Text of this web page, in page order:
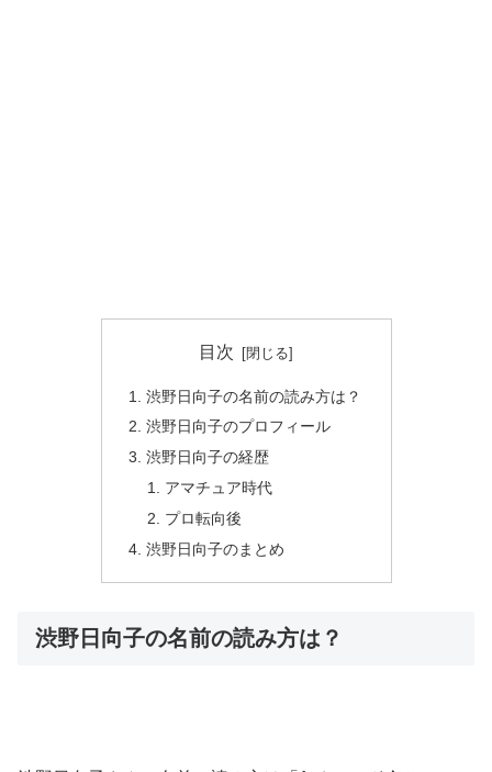
目次
渋野日向子の名前の読み方は？
渋野日向子のプロフィール
渋野日向子の経歴
アマチュア時代
プロ転向後
渋野日向子のまとめ
渋野日向子の名前の読み方は？